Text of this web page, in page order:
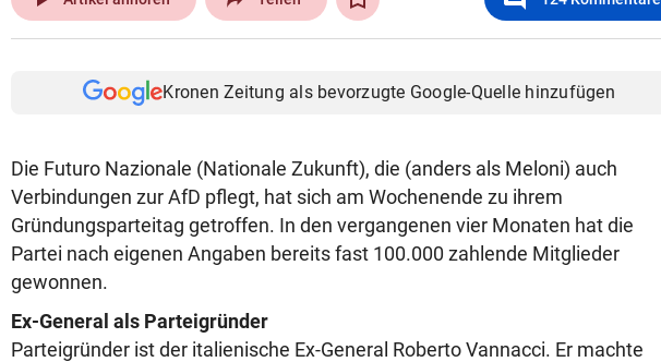
Kronen Zeitung als bevorzugte Google-Quelle hinzufügen
Die Futuro Nazionale (Nationale Zukunft), die (anders als Meloni) auch
Verbindungen zur AfD pflegt, hat sich am Wochenende zu ihrem
Gründungsparteitag getroffen. In den vergangenen vier Monaten hat die
Partei nach eigenen Angaben bereits fast 100.000 zahlende ⁠Mitglieder
gewonnen.
Ex-General als Parteigründer
Parteigründer ist der italienische Ex-General Roberto Vannacci. Er machte